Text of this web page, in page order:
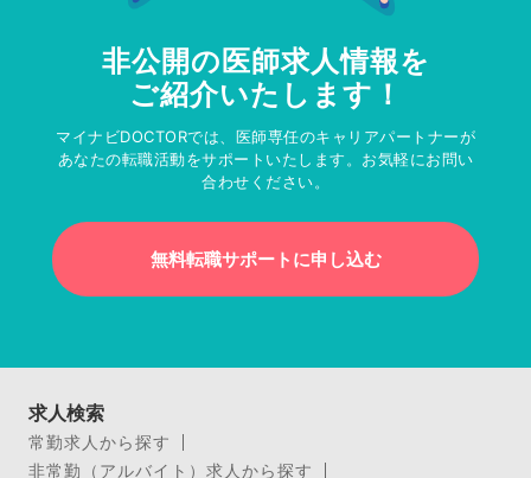
非公開の医師求人情報を
ご紹介いたします！
マイナビDOCTORでは、医師専任のキャリアパートナーが
あなたの転職活動をサポートいたします。お気軽にお問い
合わせください。
無料転職サポートに申し込む
求人検索
常勤求人から探す
非常勤（アルバイト）求人から探す